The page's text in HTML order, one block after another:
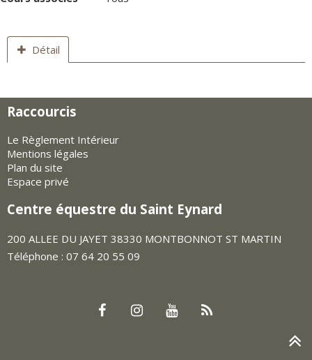
Détail
Raccourcis
Le Règlement Intérieur
Mentions légales
Plan du site
Espace privé
Centre équestre du Saint Eynard
200 ALLEE DU JAYET 38330 MONTBONNOT ST MARTIN
Téléphone : 07 64 20 55 09